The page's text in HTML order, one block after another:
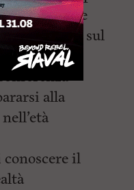
successive
17 gennaio, sul
alla
conoscere il